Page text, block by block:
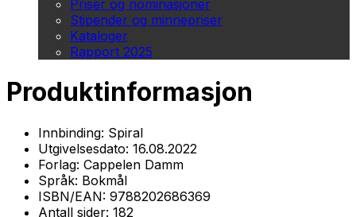
Priser og nominasjoner
Stipender og minnepriser
Kataloger
Rapport 2025
Produktinformasjon
Innbinding: Spiral
Utgivelsesdato: 16.08.2022
Forlag: Cappelen Damm
Språk: Bokmål
ISBN/EAN: 9788202686369
Antall sider: 182